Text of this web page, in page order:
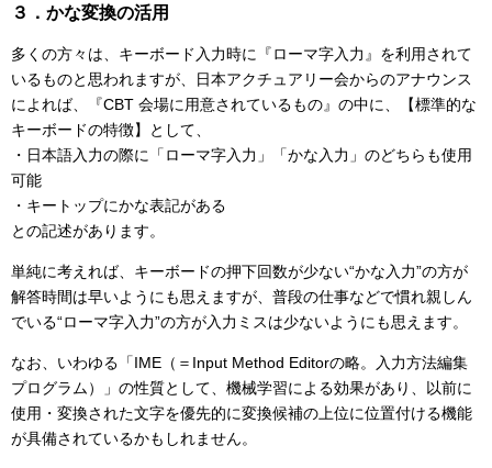
３．かな変換の活用
多くの方々は、キーボード入力時に『ローマ字入力』を利用されて
いるものと思われますが、日本アクチュアリー会からのアナウンス
によれば、『CBT 会場に用意されているもの』の中に、【標準的な
キーボードの特徴】として、
・日本語入力の際に「ローマ字入力」「かな入力」のどちらも使用
可能
・キートップにかな表記がある
との記述があります。
単純に考えれば、キーボードの押下回数が少ない“かな入力”の方が
解答時間は早いようにも思えますが、普段の仕事などで慣れ親しん
でいる“ローマ字入力”の方が入力ミスは少ないようにも思えます。
なお、いわゆる「IME（＝Input Method Editorの略。入力方法編集
プログラム）」の性質として、機械学習による効果があり、以前に
使用・変換された文字を優先的に変換候補の上位に位置付ける機能
が具備されているかもしれません。